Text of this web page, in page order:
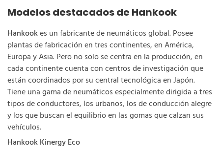
Modelos destacados de Hankook
Hankookes un fabricante de neumáticos global. Posee
plantas de fabricación en tres continentes, en América,
Europa y Asia. Pero no solo se centra en la producción, en
cada continente cuenta con centros de investigación que
están coordinados por su central tecnológica en Japón.
Tiene una gama de neumáticos especialmente dirigida a tres
tipos de conductores, los urbanos, los de conducción alegre
y los que buscan el equilibrio en las gomas que calzan sus
vehículos.
Hankook Kinergy Eco